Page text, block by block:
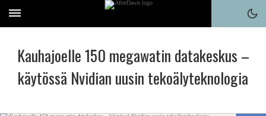
Kauhajoelle 150 megawatin datakeskus –
käytössä Nvidian uusin tekoälyteknologia